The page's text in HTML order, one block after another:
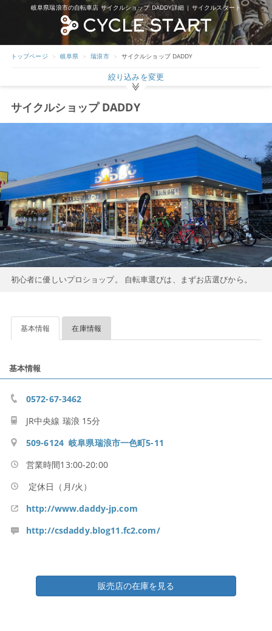
岐阜県瑞浪市の自転車店 サイクルショップ DADDY詳細 | サイクルスタート
トップページ 岐阜県 瑞浪市 サイクルショップ DADDY
絞り込みを変更
サイクルショップ DADDY
初心者に優しいプロショップ。 自転車選びは、まずお店選びから。
基本情報 在庫情報
基本情報
0572-67-3462
JR中央線 瑞浪 15分
509-6124 岐阜県瑞浪市一色町5-11
営業時間13:00-20:00
定休日（月/火）
http://www.daddy-jp.com
http://csdaddy.blog11.fc2.com/
販売店の在庫を見る